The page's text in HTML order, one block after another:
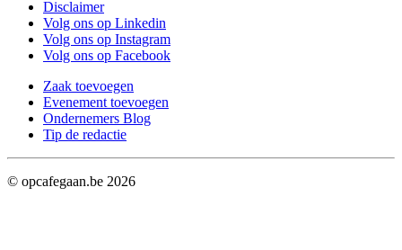
Disclaimer
Volg ons op Linkedin
Volg ons op Instagram
Volg ons op Facebook
Zaak toevoegen
Evenement toevoegen
Ondernemers Blog
Tip de redactie
© opcafegaan.be 2026